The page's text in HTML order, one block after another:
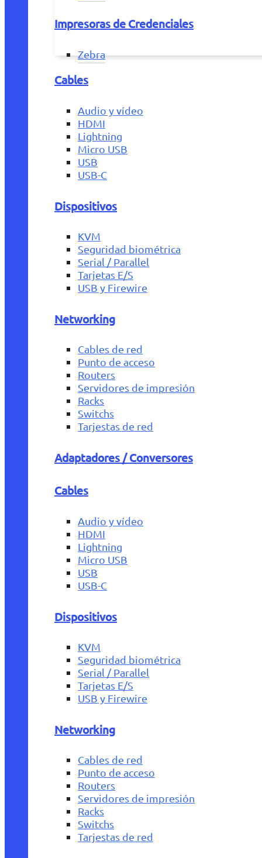
Impresoras de Credenciales
Zebra
Cables
Audio y vídeo
HDMI
Lightning
Micro USB
USB
USB-C
Dispositivos
KVM
Seguridad biométrica
Serial / Parallel
Tarjetas E/S
USB y Firewire
Networking
Cables de red
Punto de acceso
Routers
Servidores de impresión
Racks
Switchs
Tarjestas de red
Adaptadores / Conversores
Cables
Audio y vídeo
HDMI
Lightning
Micro USB
USB
USB-C
Dispositivos
KVM
Seguridad biométrica
Serial / Parallel
Tarjetas E/S
USB y Firewire
Networking
Cables de red
Punto de acceso
Routers
Servidores de impresión
Racks
Switchs
Tarjestas de red